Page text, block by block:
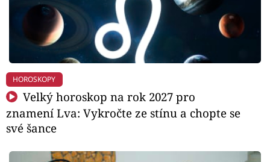
HOROSKOPY
Velký horoskop na rok 2027 pro
znamení Lva: Vykročte ze stínu a chopte se
své šance